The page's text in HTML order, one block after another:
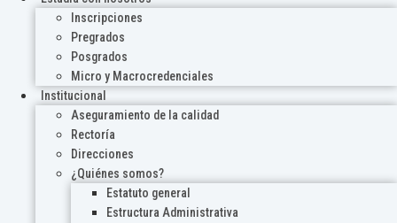
Inscripciones
Pregrados
Posgrados
Micro y Macrocredenciales
Institucional
Aseguramiento de la calidad
Rectoría
Direcciones
¿Quiénes somos?
Estatuto general
Estructura Administrativa